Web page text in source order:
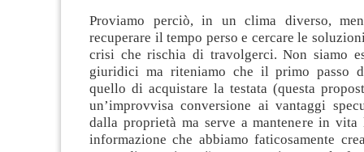
Proviamo perciò, in un clima diverso,
recuperare il tempo perso e cercare le
crisi che rischia di travolgerci. Non siamo
giuridici ma riteniamo che il primo passo
quello di acquistare la testata (questa
un’improvvisa conversione ai vantaggi
dalla proprietà ma serve a mantenere in
informazione che abbiamo faticosamente